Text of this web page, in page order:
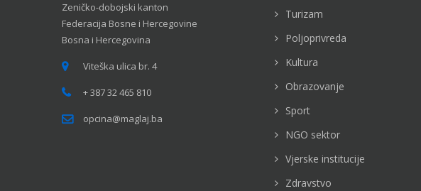
Zeničko-dobojski kanton
Federacija Bosne i Hercegovine
Bosna i Hercegovina
Viteška ulica br. 4
+ 387 32 465 810
opcina@maglaj.ba
Turizam
Poljoprivreda
Kultura
Obrazovanje
Sport
NGO sektor
Vjerske institucije
Zdravstvo